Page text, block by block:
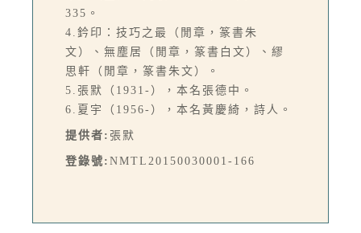
335。
4.鈐印：技巧之最（閒章，篆書朱
文）、無塵居（閒章，篆書白文）、繆
思軒（閒章，篆書朱文）。
5.張默（1931-），本名張德中。
6.夏宇（1956-），本名黃慶綺，詩人。
提供者: 張默
登錄號: NMTL20150030001-166